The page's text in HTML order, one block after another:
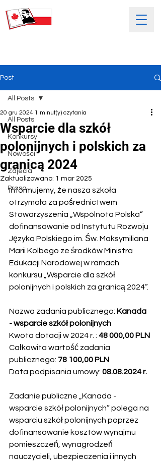
Post
All Posts
Konkursy
Nowości
Zdjećia
Prasa
All Posts
Wsparcie dla szkół
polonijnych i polskich za
granicą 2024
20 gru 2024 1 minut(y) czytania
Zaktualizowano: 1 mar 2025
Informujemy, że nasza szkoła
otrzymała za pośrednictwem
Stowarzyszenia „Wspólnota Polska”
dofinansowanie od Instytutu Rozwoju
Języka Polskiego im. Św. Maksymiliana
Marii Kolbego ze środków Ministra
Edukacji Narodowej w ramach
konkursu „Wsparcie dla szkół
polonijnych i polskich za granicą 2024”.
Nazwa zadania publicznego: Kanada
- wsparcie szkół polonijnych
Kwota dotacji w 2024 r. : 48 000,00 PLN
Całkowita wartość zadania
publicznego: 78 100,00 PLN
Data podpisania umowy: 08.08.2024 r.
Zadanie publiczne „Kanada -
wsparcie szkół polonijnych” polega na
wsparciu szkół polonijnych poprzez
dofinansowanie kosztów wynajmu
pomieszczeń, wynagrodzeń
nauczycieli, ubezpieczenia i innych